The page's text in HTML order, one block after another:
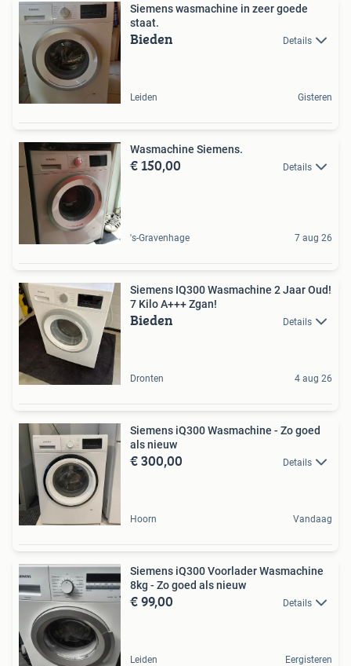
Siemens wasmachine in zeer goede
staat.
Bieden Details
Leiden Gisteren
Wasmachine Siemens.
€ 150,00 Details
's-Gravenhage 7 aug 26
Siemens IQ300 Wasmachine 2 Jaar Oud!
7 Kilo A+++ Zgan!
Bieden Details
Dronten 4 aug 26
Siemens iQ300 Wasmachine - Zo goed
als nieuw
€ 300,00 Details
Hoorn Vandaag
Siemens iQ300 Voorlader Wasmachine
8kg - Zo goed als nieuw
€ 99,00 Details
Leiden Eergisteren